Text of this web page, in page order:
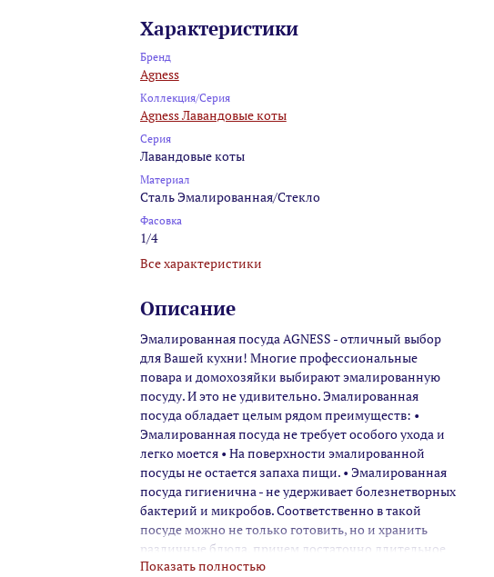
Характеристики
Бренд
Agness
Коллекция/Серия
Agness Лавандовые коты
Серия
Лавандовые коты
Материал
Сталь Эмалированная/Стекло
Фасовка
1/4
Все характеристики
Описание
Эмалированная посуда AGNESS - отличный выбор
для Вашей кухни! Многие профессиональные
повара и домохозяйки выбирают эмалированную
посуду. И это не удивительно. Эмалированная
посуда обладает целым рядом преимуществ: •
Эмалированная посуда не требует особого ухода и
легко моется • На поверхности эмалированной
посуды не остается запаха пищи. • Эмалированная
посуда гигиенична - не удерживает болезнетворных
бактерий и микробов. Соответственно в такой
посуде можно не только готовить, но и хранить
различные блюда, причем достаточно длительное
время. • Стильный и нежный декор эмалированной
Показать полностью